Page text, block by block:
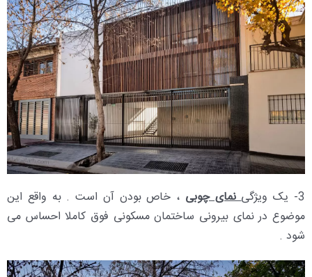
3- یک ویژگی نمای چوبی ، خاص بودن آن است . به واقع این
موضوع در نمای بیرونی ساختمان مسکونی فوق کاملا احساس می
شود .